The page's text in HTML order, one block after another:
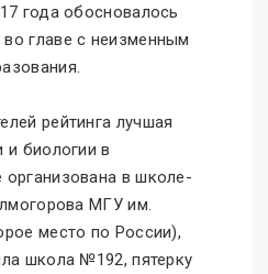
года обосновалось
главе с неизменным
рейтинга лучшая
и биологии в
в школе-
МГУ им.
место по России),
школа №192, пятерку